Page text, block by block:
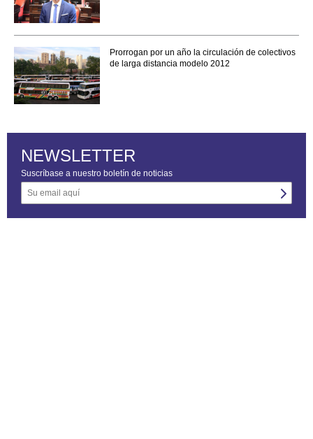
Prorrogan por un año la circulación de colectivos
de larga distancia modelo 2012
NEWSLETTER
Suscríbase a nuestro boletín de noticias